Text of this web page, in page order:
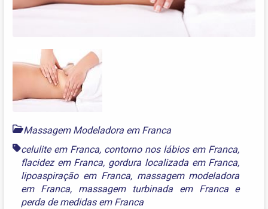
Massagem Modeladora em Franca
celulite em Franca, contorno nos lábios em Franca,
flacidez em Franca, gordura localizada em Franca,
lipoaspiração em Franca, massagem modeladora
em Franca, massagem turbinada em Francae
perda de medidas em Franca